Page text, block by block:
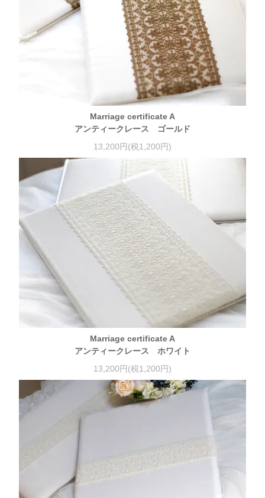
Marriage certificate A
アンティークレース ゴールド
13,200円(税1,200円)
Marriage certificate A
アンティークレース ホワイト
13,200円(税1,200円)